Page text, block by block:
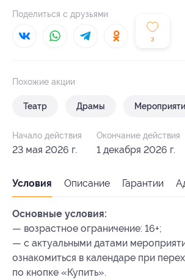
3
Поделиться с друзьями
Похожие акции
Театр Драмы
Начало действия
23 мая 2026 г.
Окончание действия
1 декабря 2026 г.
Условия Описание Гарантии
Основные условия:
— возрастное ограничение: 16+;
— с актуальными датами
ознакомиться в календаре при
по кнопке «Купить».